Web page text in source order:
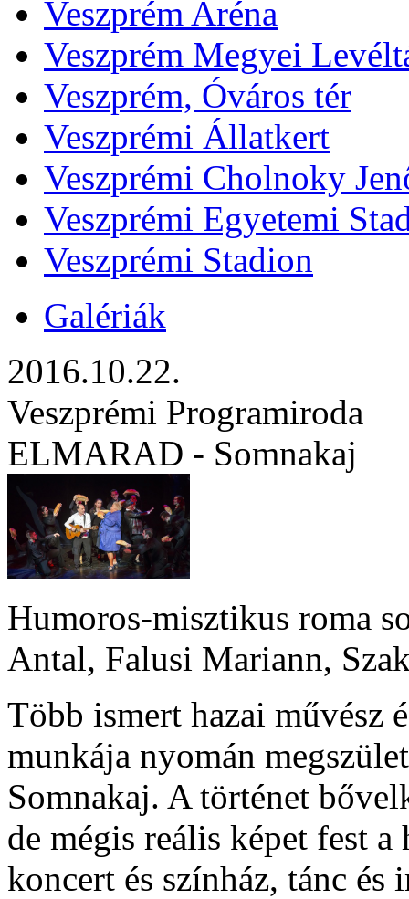
Veszprém Aréna
Veszprém Megyei
Veszprém, Óváros tér
Veszprémi Állatkert
Veszprémi Cholnoky
Veszprémi Egyetemi
Veszprémi Stadion
Galériák
2016.10.22.
Veszprémi Programiroda
ELMARAD - Somnakaj
Humoros-misztikus roma
Antal, Falusi Mariann,
Több ismert hazai művész
munkája nyomán
Somnakaj. A történet
de mégis reális képet fest
koncert és színház, tánc